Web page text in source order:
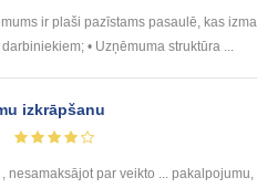
ir plaši pazīstams pasaulē, kas
• Uzņēmuma struktūra ...
izkrāpšanu
, nesamaksājot par veikto ...